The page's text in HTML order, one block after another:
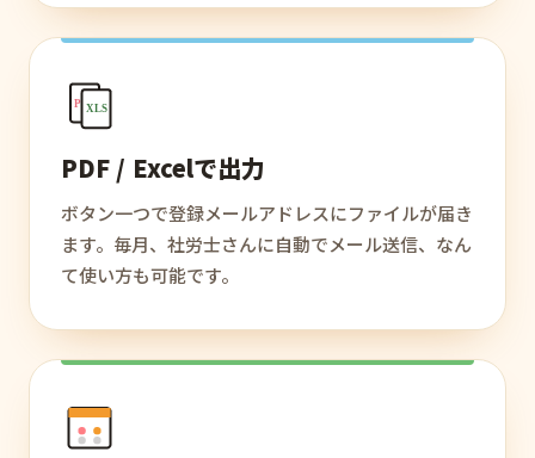
PDFXLS
PDF / Excelで出力
ボタン一つで登録メールアドレスにファイルが届き
ます。毎月、社労士さんに自動でメール送信、なん
て使い方も可能です。